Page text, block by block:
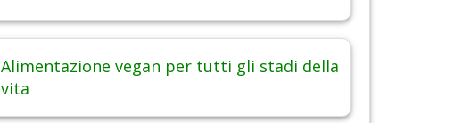
Alimentazione vegan per tutti gli stadi della
vita